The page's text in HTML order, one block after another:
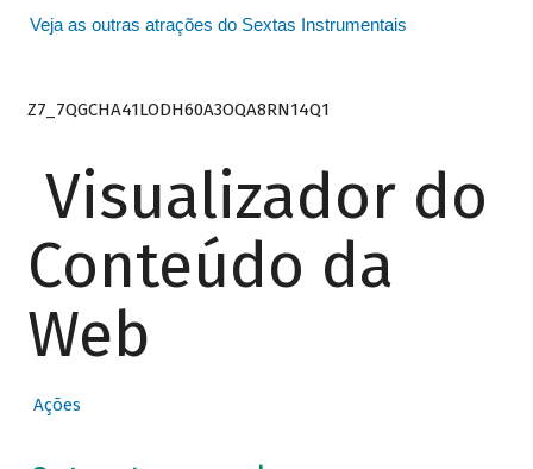
Veja as outras atrações do Sextas Instrumentais
Z7_7QGCHA41LODH60A3OQA8RN14Q1
Visualizador do
Conteúdo da
Web
Ações